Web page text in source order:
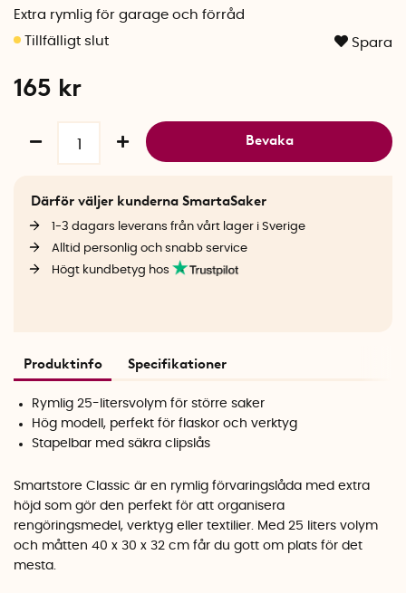
Extra rymlig för garage och förråd
Spara
165 kr
Bevaka
Därför väljer kunderna SmartaSaker
1-3 dagars leverans från vårt lager i Sverige
Alltid personlig och snabb service
Högt kundbetyg hos
Produktinfo Specifikationer
Rymlig 25-litersvolym för större saker
Hög modell, perfekt för flaskor och verktyg
Stapelbar med säkra clipslås
Smartstore Classic är en rymlig förvaringslåda med extra
höjd som gör den perfekt för att organisera
rengöringsmedel, verktyg eller textilier. Med 25 liters volym
och måtten 40 x 30 x 32 cm får du gott om plats för det
mesta.